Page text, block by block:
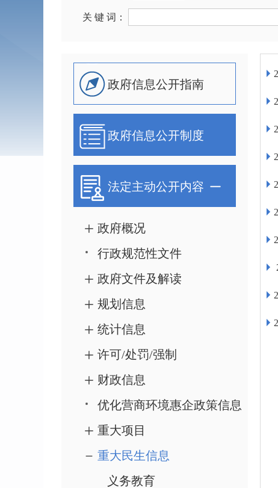
关 键 词：
政府信息公开指南
政府信息公开制度
法定主动公开内容
政府概况
行政规范性文件
政府文件及解读
规划信息
统计信息
许可/处罚/强制
财政信息
优化营商环境惠企政策信息
重大项目
重大民生信息
义务教育